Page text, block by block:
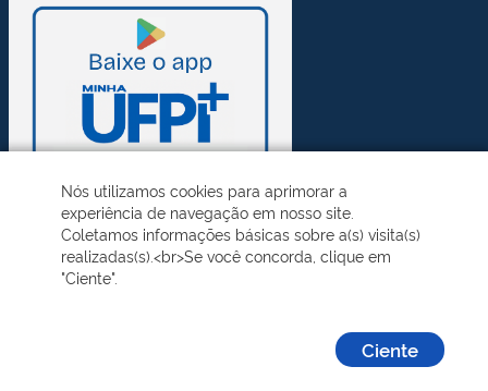
Nós utilizamos cookies para aprimorar a
experiência de navegação em nosso site.
Coletamos informações básicas sobre a(s) visita(s)
realizadas(s).<br>Se você concorda, clique em
"Ciente".
Ciente